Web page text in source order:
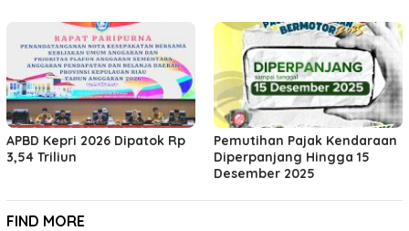
APBD Kepri 2026 Dipatok Rp
3,54 Triliun
Pemutihan Pajak Kendaraan
Diperpanjang Hingga 15
Desember 2025
FIND MORE